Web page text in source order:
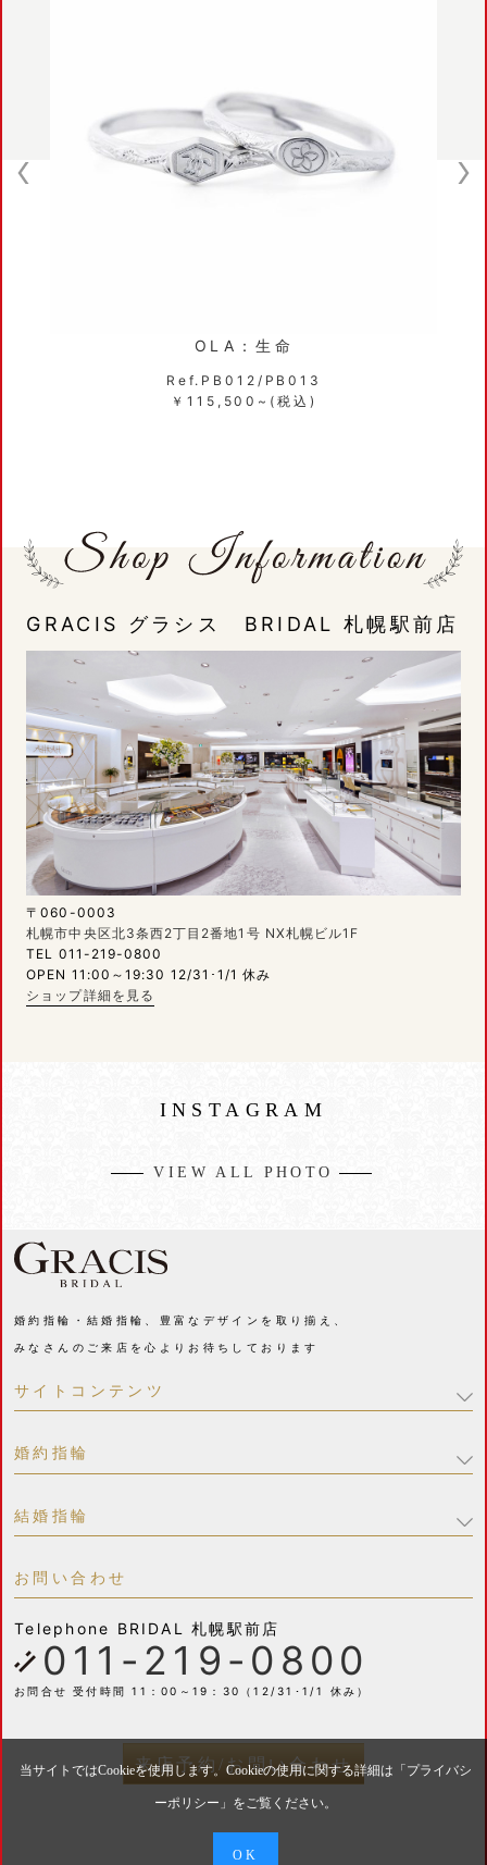
OLA：生命
Ref.PB012/PB013
￥115,500~(税込)
GRACIS グラシス BRIDAL 札幌駅前店
〒060-0003
札幌市中央区北3条西2丁目2番地1号 NX札幌ビル1F
TEL 011-219-0800
OPEN 11:00～19:30 12/31･1/1 休み
ショップ詳細を見る
INSTAGRAM
VIEW ALL PHOTO
婚約指輪・結婚指輪、豊富なデザインを取り揃え、
みなさんのご来店を心よりお待ちしております
サイトコンテンツ
婚約指輪
結婚指輪
お問い合わせ
Telephone BRIDAL 札幌駅前店
011-219-0800
お問合せ 受付時間 11：00～19：30（12/31･1/1 休み）
来店予約/お問い合わせ
当サイトではCookieを使用します。Cookieの使用に関する詳細は「 プライバシ
ーポリシー 」をご覧ください。
OK